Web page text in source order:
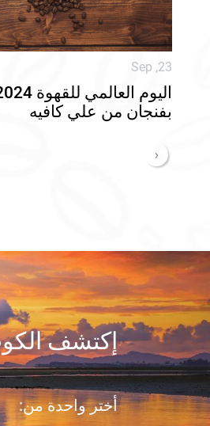
Sep ,23
بفنجان من علي كافيه
‹
إكتشف
أختر واحدة من: